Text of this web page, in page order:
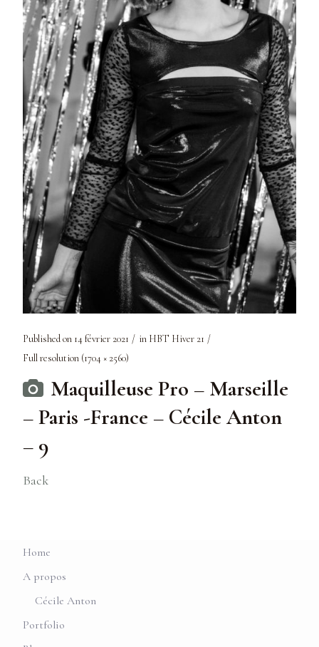
Published on 14 février 2021 in HBT Hiver 21
Full resolution (1704 × 2560)
Maquilleuse Pro – Marseille
– Paris -France – Cécile Anton
– 9
Back
Home
A propos
Cécile Anton
Portfolio